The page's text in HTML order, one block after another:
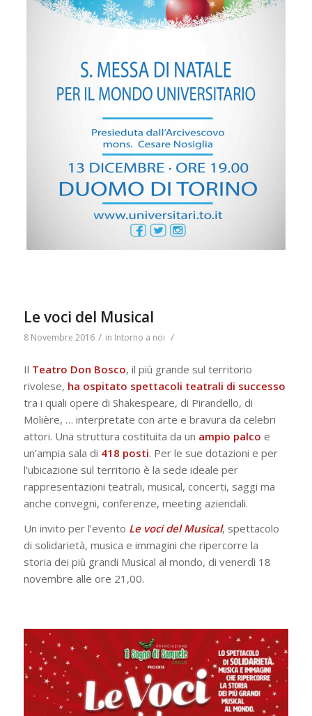
Le voci del Musical
8 Novembre 2016 / in Intorno a noi /
Il Teatro Don Bosco, il più grande sul territorio
rivolese, ha ospitato spettacoli teatrali di successo
tra i quali opere di Shakespeare, di Pirandello, di
Molière, … interpretate con arte e bravura da celebri
attori. Una struttura costituita da un ampio palco e
un’ampia sala di 418 posti. Per le sue dotazioni e per
l’ubicazione sul territorio è la sede ideale per
rappresentazioni teatrali, musical, concerti, saggi ma
anche convegni, conferenze, meeting aziendali.
Un invito per l’evento Le voci del Musical, spettacolo
di solidarietà, musica e immagini che ripercorre la
storia dei più grandi Musical al mondo, di venerdì 18
novembre alle ore 21,00.